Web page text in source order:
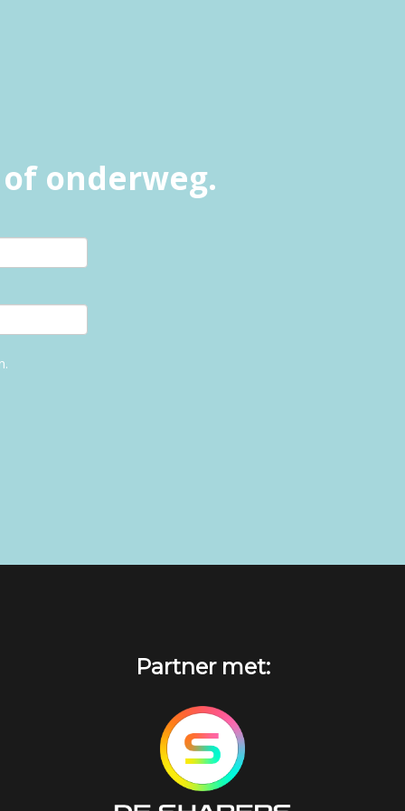
onderweg.
Partner met: